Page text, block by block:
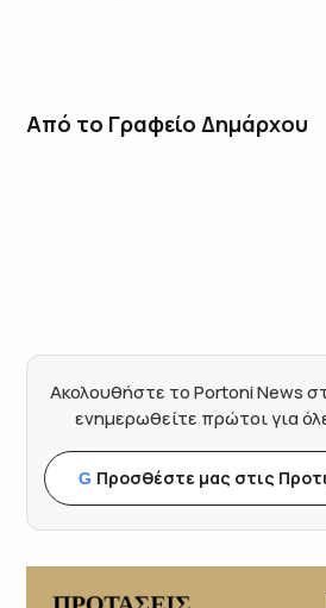
Από το Γραφείο Δημάρχου
Ακολουθήστε το Portoni News
ενημερωθείτε πρώτοι για
G Προσθέστε μας στις